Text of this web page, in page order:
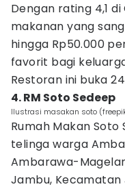
Dengan rating 4,1
makanan yang
hingga Rp50.000
favorit bagi
Restoran ini buka
4. RM Soto Sedeep
Ilustrasi masakan soto
Rumah Makan
telinga warga
Ambarawa-
Jambu, Kecamatan